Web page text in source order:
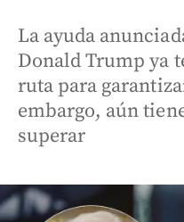
La ayuda
Donald Trump ya
ruta para
embargo, aún
superar